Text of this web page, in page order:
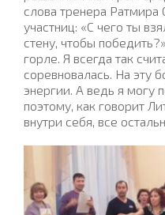
слова тренера Ратмира
участниц: «С чего ты
стену, чтобы
горле. Я всегда так
соревновалась. На эту
энергии. А ведь я могу
поэтому, как говорит
внутри себя, все